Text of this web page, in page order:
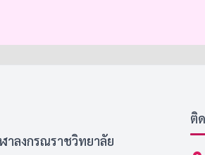
าลงกรณราชวิทยาลัย
ติ